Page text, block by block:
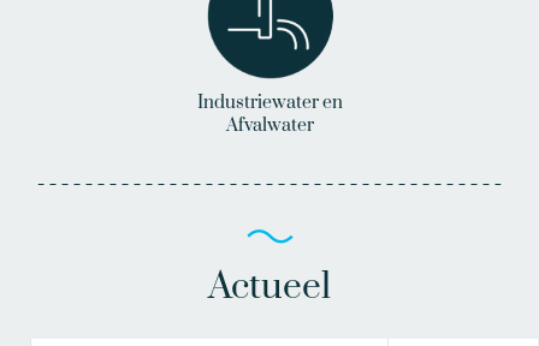
Industriewater en
Afvalwater
Actueel